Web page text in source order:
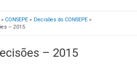
CONSEPE
Decisões do CONSEPE
– 2015
– 2015